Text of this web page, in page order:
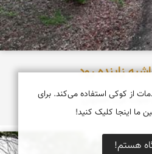
زاینده رود
از کوکی استفاده می‌کند. برای
ما اینجا کلیک کنید!
هستم!